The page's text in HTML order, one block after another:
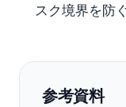
スク境界を防ぐ
参考資料